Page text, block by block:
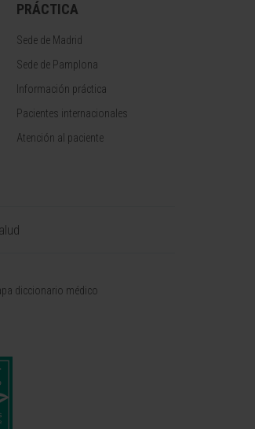
PRÁCTICA
Sede de Madrid
Sede de Pamplona
Información práctica
Pacientes internacionales
Atención al paciente
diccionario médico